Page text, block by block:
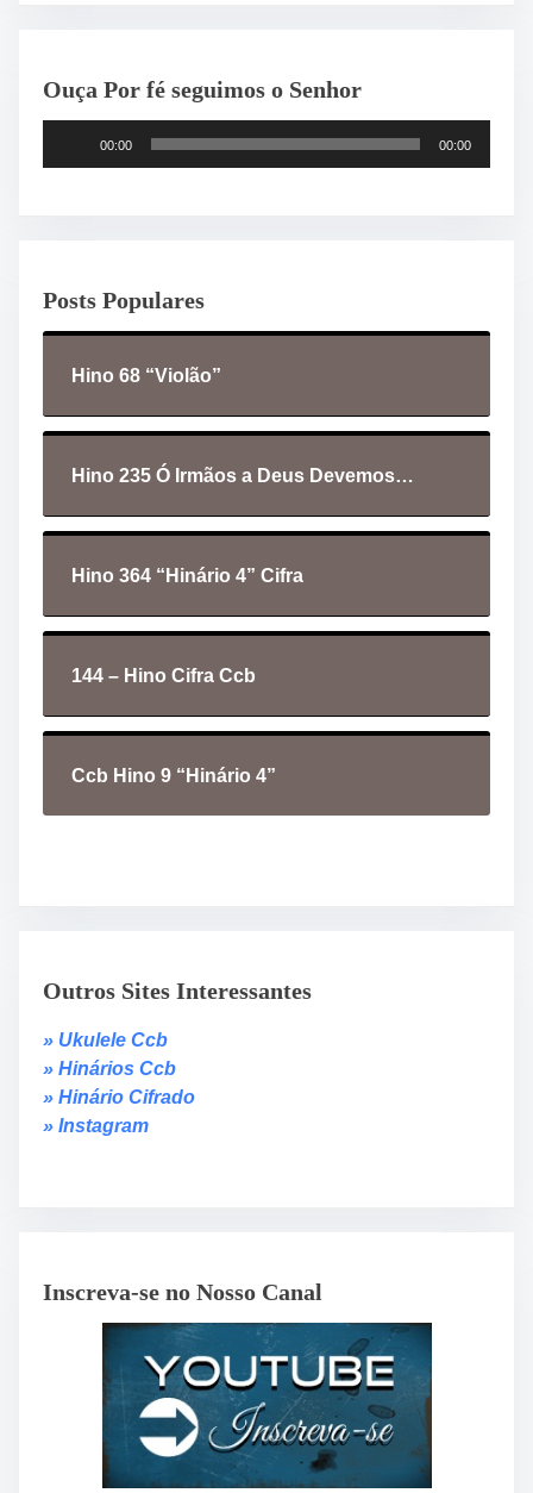
Ouça Por fé seguimos o Senhor
r
d
u
00:00 00:00
Posts Populares
Hino 68 “Violão”
Hino 235 Ó Irmãos a Deus Devemos…
Hino 364 “Hinário 4” Cifra
144 – Hino Cifra Ccb
Ccb Hino 9 “Hinário 4”
Outros Sites Interessantes
» Ukulele Ccb
» Hinários Ccb
» Hinário Cifrado
» Instagram
Inscreva-se no Nosso Canal